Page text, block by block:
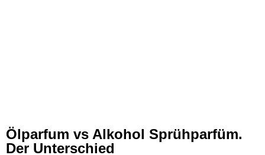
Ölparfum vs Alkohol Sprühparfüm.
Der Unterschied